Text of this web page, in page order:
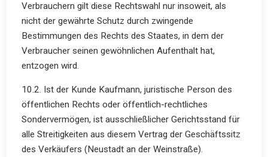
Verbrauchern gilt diese Rechtswahl nur insoweit, als
nicht der gewährte Schutz durch zwingende
Bestimmungen des Rechts des Staates, in dem der
Verbraucher seinen gewöhnlichen Aufenthalt hat,
entzogen wird.
10.2. Ist der Kunde Kaufmann, juristische Person des
öffentlichen Rechts oder öffentlich-rechtliches
Sondervermögen, ist ausschließlicher Gerichtsstand für
alle Streitigkeiten aus diesem Vertrag der Geschäftssitz
des Verkäufers (Neustadt an der Weinstraße).